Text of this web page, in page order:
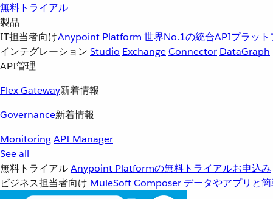
無料トライアル
製品
IT担当者向けAnypoint Platform 世界No.1の統合APIプラット
インテグレーション Studio ExchangeConnector DataGraph
API管理
Flex Gateway新着情報
Governance新着情報
MonitoringAPI Manager
See all
無料トライアルAnypoint Platformの無料トライアルお申込み
ビジネス担当者向け MuleSoft Composer データやアプリと